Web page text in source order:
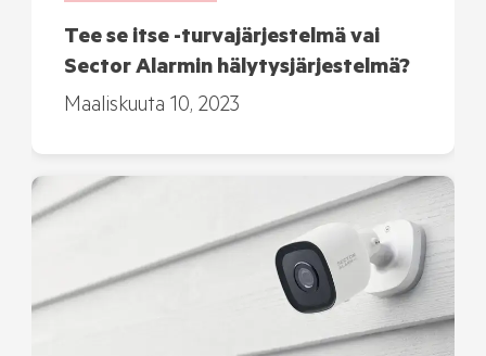
Tee se itse -turvajärjestelmä vai
Sector Alarmin hälytysjärjestelmä?
Maaliskuuta 10, 2023